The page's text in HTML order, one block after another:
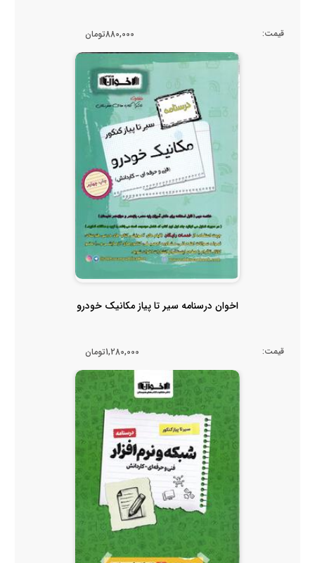
قیمت: 880,000تومان
اخوان درسنامه سیر تا پیاز مکانیک خودرو
قیمت: 1,280,000تومان